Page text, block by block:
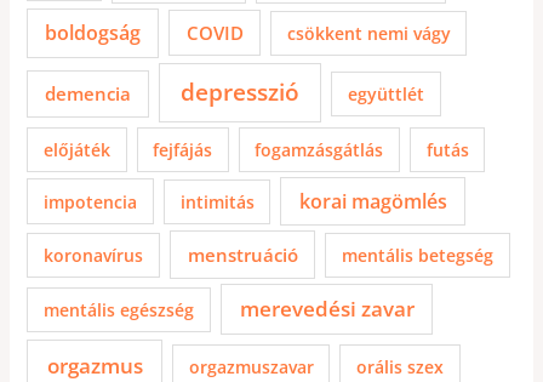
boldogság COVID csökkent nemi vágy
demencia depresszió együttlét
előjáték fejfájás fogamzásgátlás futás
impotencia intimitás korai magömlés
koronavírus menstruáció mentális betegség
mentális egészség merevedési zavar
orgazmus orgazmuszavar orális szex